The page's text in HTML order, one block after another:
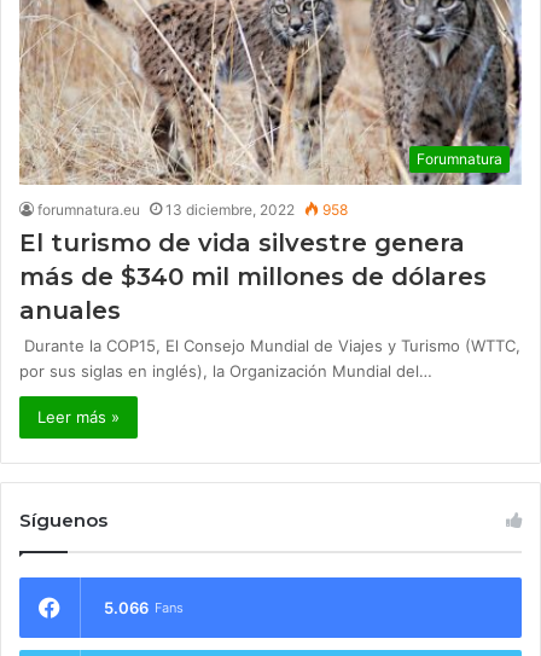
Forumnatura
forumnatura.eu 13 diciembre, 2022 958
El turismo de vida silvestre genera
más de $340 mil millones de dólares
anuales
Durante la COP15, El Consejo Mundial de Viajes y Turismo (WTTC,
por sus siglas en inglés), la Organización Mundial del…
Leer más »
Síguenos
5.066 Fans